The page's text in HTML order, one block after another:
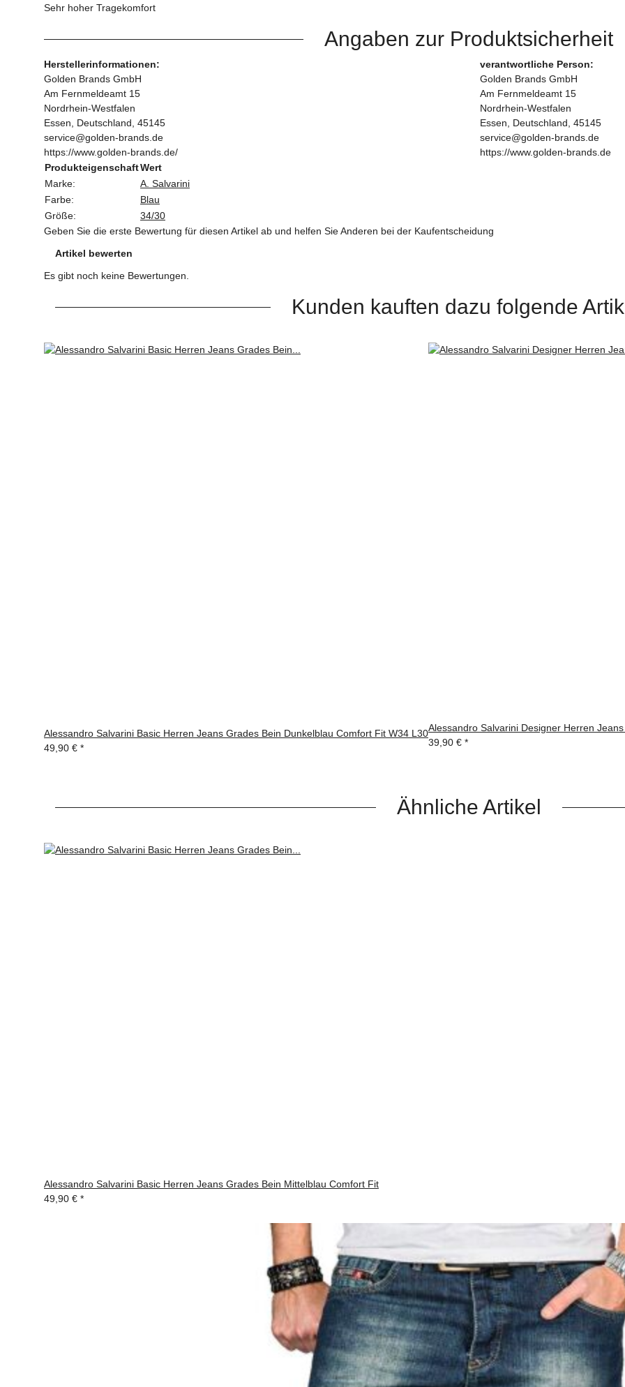
Sehr hoher Tragekomfort
Angaben zur Produktsicherheit
Herstellerinformationen:
Golden Brands GmbH
Am Fernmeldeamt 15
Nordrhein-Westfalen
Essen, Deutschland, 45145
service@golden-brands.de
https://www.golden-brands.de/
verantwortliche Person:
Golden Brands GmbH
Am Fernmeldeamt 15
Nordrhein-Westfalen
Essen, Deutschland, 45145
service@golden-brands.de
https://www.golden-brands.de
ProdukteigenschaftWert
Marke:
A. Salvarini
Farbe:
Blau
Größe:
34/30
Geben Sie die erste Bewertung für diesen Artikel ab und helfen Sie Anderen bei der Kaufentscheidung
Artikel bewerten
Es gibt noch keine Bewertungen.
Kunden kauften dazu folgende
Alessandro Salvarini Basic Herren Jeans Grades Bein Dunkelblau Comfort Fit W34 L30
49,90 € *
Alessandro Salvarini Designer Herren
39,90 € *
Ähnliche Artikel
Alessandro Salvarini Basic Herren Jeans Grades Bein Mittelblau Comfort Fit
49,90 € *